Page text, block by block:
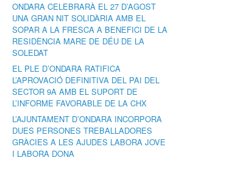
ONDARA CELEBRARÀ EL 27 D’AGOST
UNA GRAN NIT SOLIDÀRIA AMB EL
SOPAR A LA FRESCA A BENEFICI DE LA
RESIDÈNCIA MARE DE DÉU DE LA
SOLEDAT
EL PLE D’ONDARA RATIFICA
L’APROVACIÓ DEFINITIVA DEL PAI DEL
SECTOR 9A AMB EL SUPORT DE
L’INFORME FAVORABLE DE LA CHX
L’AJUNTAMENT D’ONDARA INCORPORA
DUES PERSONES TREBALLADORES
GRÀCIES A LES AJUDES LABORA JOVE
I LABORA DONA